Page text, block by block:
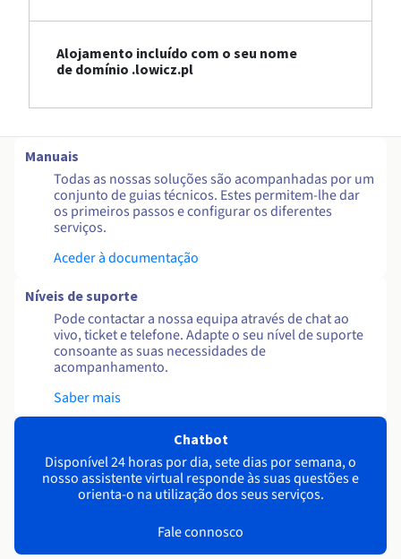
Alojamento incluído com o seu nome
de domínio .lowicz.pl
Manuais
Todas as nossas soluções são acompanhadas por um
conjunto de guias técnicos. Estes permitem-lhe dar
os primeiros passos e configurar os diferentes
serviços.
Aceder à documentação
Níveis de suporte
Pode contactar a nossa equipa através de chat ao
vivo, ticket e telefone. Adapte o seu nível de suporte
consoante as suas necessidades de
acompanhamento.
Saber mais
Chatbot
Disponível 24 horas por dia, sete dias por semana, o
nosso assistente virtual responde às suas questões e
orienta-o na utilização dos seus serviços.
Fale connosco